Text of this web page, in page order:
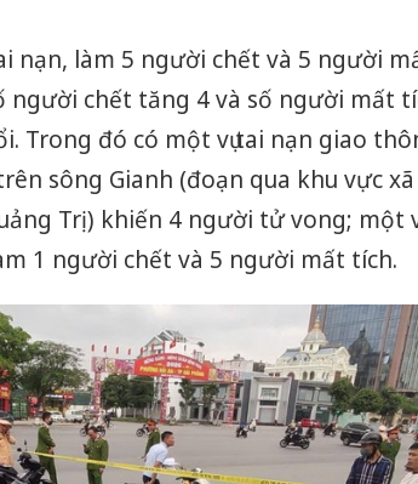
nạn, làm 5 người chết và 5 người
người chết tăng 4 và số người mất
Trong đó có một vụ tai nạn giao
sông Gianh (đoạn qua khu vực xã
Trị) khiến 4 người tử vong; một
1 người chết và 5 người mất tích.